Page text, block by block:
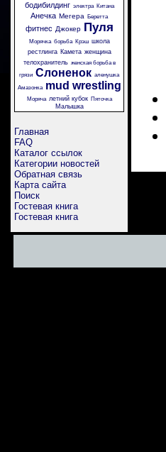
бодибилдинг электра Китана
Анечка Мегера Беретта
фитнес Джокер Пуля
Морячка борьба Крэш школа
рестлинга Камета женщина
телохранитель женская борьба в
грязи Слоненок аленушка
Амазонка
mud wrestling
Моряча летний кубок Пяточка
Малышка
Главная
FAQ
Каталог ссылок
Категории новостей
Обратная связь
Карта сайта
Поиск
Гостевая книга
Гостевая книга